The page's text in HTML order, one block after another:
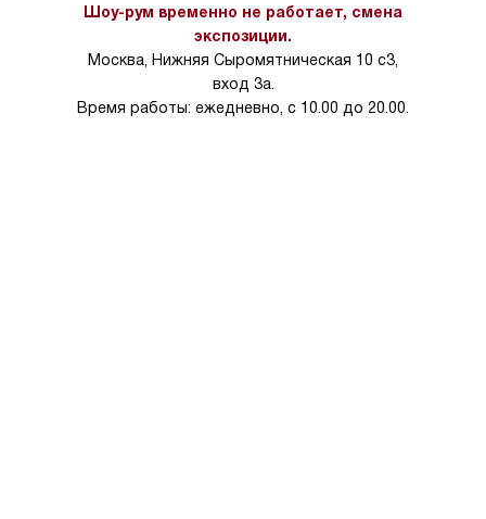
Шоу-рум временно не работает, смена
экспозиции.
Москва, Нижняя Сыромятническая 10 с3,
вход 3а.
Время работы: ежедневно, с 10.00 до 20.00.